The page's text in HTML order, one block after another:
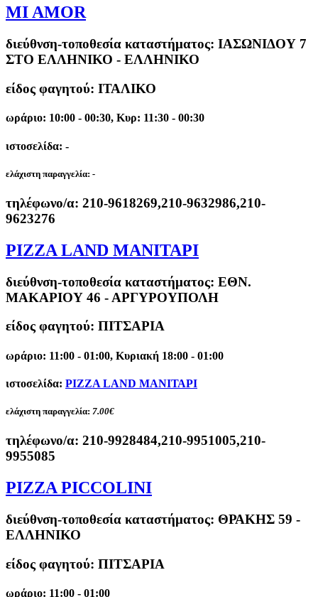
MI AMOR
διεύθνση-τοποθεσία καταστήματος: ΙΑΣΩΝΙΔΟΥ 7
ΣΤΟ ΕΛΛΗΝΙΚΟ - ΕΛΛΗΝΙΚΟ
είδος φαγητού: ΙΤΑΛΙΚΟ
ωράριο: 10:00 - 00:30, Κυρ: 11:30 - 00:30
ιστοσελίδα: -
ελάχιστη παραγγελία: -
τηλέφωνο/α: 210-9618269,210-9632986,210-
9623276
PIZZA LAND ΜΑΝΙΤΑΡΙ
διεύθνση-τοποθεσία καταστήματος: ΕΘΝ.
ΜΑΚΑΡΙΟΥ 46 - ΑΡΓΥΡΟΥΠΟΛΗ
είδος φαγητού: ΠΙΤΣΑΡΙΑ
ωράριο: 11:00 - 01:00, Κυριακή 18:00 - 01:00
ιστοσελίδα: PIZZA LAND ΜΑΝΙΤΑΡΙ
ελάχιστη παραγγελία: 7.00€
τηλέφωνο/α: 210-9928484,210-9951005,210-
9955085
PIZZA PICCOLINI
διεύθνση-τοποθεσία καταστήματος: ΘΡΑΚΗΣ 59 -
ΕΛΛΗΝΙΚΟ
είδος φαγητού: ΠΙΤΣΑΡΙΑ
ωράριο: 11:00 - 01:00